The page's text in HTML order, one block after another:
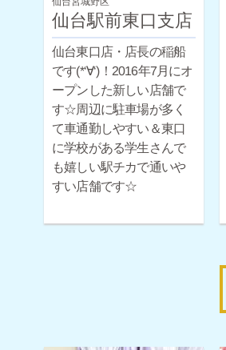
仙台駅前東口支店
仙台東口店・店長の稲船
です(*‘∀‘)！2016年7月にオ
ープンした新しい店舗で
す☆周辺に駐車場が多く
て車通勤しやすい＆東口
に学校がある学生さんで
も嬉しい駅チカで通いや
すい店舗です☆